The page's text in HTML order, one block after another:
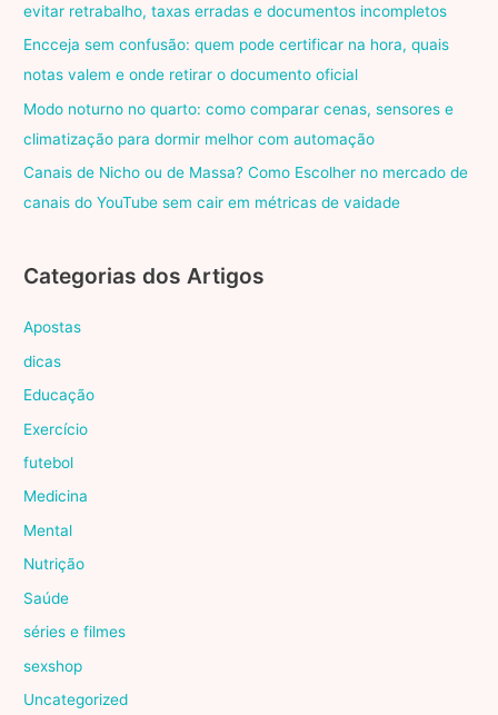
evitar retrabalho, taxas erradas e documentos incompletos
Encceja sem confusão: quem pode certificar na hora, quais
notas valem e onde retirar o documento oficial
Modo noturno no quarto: como comparar cenas, sensores e
climatização para dormir melhor com automação
Canais de Nicho ou de Massa? Como Escolher no mercado de
canais do YouTube sem cair em métricas de vaidade
Categorias dos Artigos
Apostas
dicas
Educação
Exercício
futebol
Medicina
Mental
Nutrição
Saúde
séries e filmes
sexshop
Uncategorized